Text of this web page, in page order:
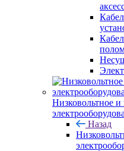
Низковольтное
Назад